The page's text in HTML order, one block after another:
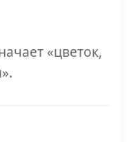
«цветок,